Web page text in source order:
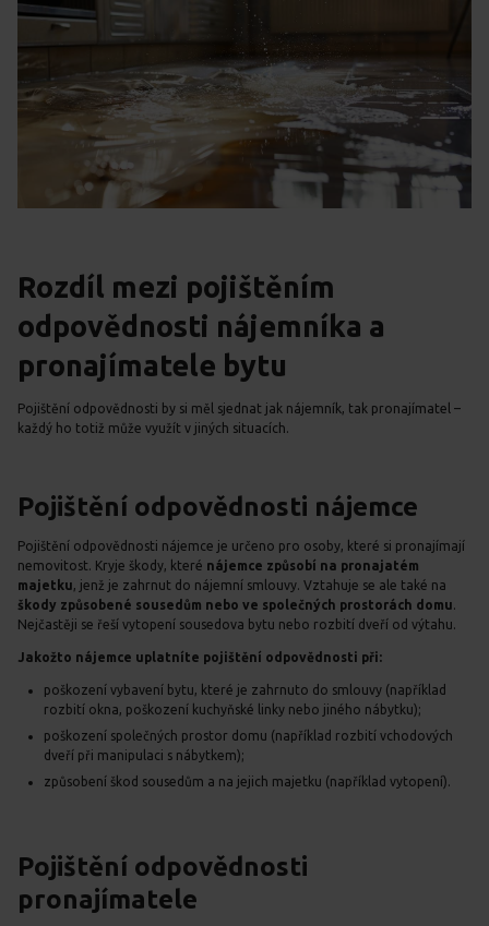
Rozdíl mezi pojištěním
odpovědnosti nájemníka a
pronajímatele bytu
Pojištění odpovědnosti by si měl sjednat jak nájemník, tak pronajímatel –
každý ho totiž může využít v jiných situacích.
Pojištění odpovědnosti nájemce
Pojištění odpovědnosti nájemce je určeno pro osoby, které si pronajímají
nemovitost. Kryje škody, které nájemce způsobí na pronajatém
majetku, jenž je zahrnut do nájemní smlouvy. Vztahuje se ale také na
škody způsobené sousedům nebo ve společných prostorách domu.
Nejčastěji se řeší vytopení sousedova bytu nebo rozbití dveří od výtahu.
Jakožto nájemce uplatníte pojištění odpovědnosti při:
poškození vybavení bytu, které je zahrnuto do smlouvy (například
rozbití okna, poškození kuchyňské linky nebo jiného nábytku);
poškození společných prostor domu (například rozbití vchodových
dveří při manipulaci s nábytkem);
způsobení škod sousedům a na jejich majetku (například vytopení).
Pojištění odpovědnosti
pronajímatele